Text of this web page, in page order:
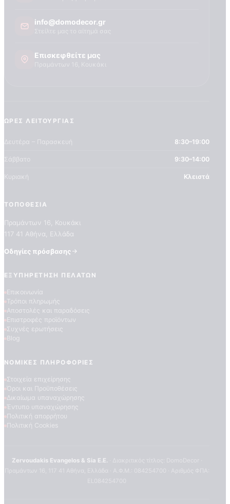
ΠΟΙΟΤΗΤΕΣ ΤΑΠΕΤΣΑΡΙΩΝ
info@domodecor.gr
Επισκεφθείτε μας
ΏΡΕΣ ΛΕΙΤΟΥΡΓΊΑΣ
Δευτέρα – Παρασκευή 8:30–19:00
Σάββατο 9:30–14:00
Κυριακή Κλειστά
ΤΟΠΟΘΕΣΊΑ
Πραμάντων 16, Κουκάκι
117 41 Αθήνα, Ελλάδα
Οδηγίες πρόσβασης
ΕΞΥΠΗΡΈΤΗΣΗ ΠΕΛΑΤΏΝ
Επικοινωνία
Τρόποι πληρωμής
Αποστολές και παραδόσεις
Επιστροφές προϊόντων
Συχνές ερωτήσεις
Blog
ΝΟΜΙΚΈΣ ΠΛΗΡΟΦΟΡΊΕΣ
Στοιχεία επιχείρησης
Όροι και Προϋποθέσεις
Δικαίωμα υπαναχώρησης
Έντυπο υπαναχώρησης
Πολιτική απορρήτου
Πολιτική Cookies
Zervoudakis Evangelos & Sia E.E.